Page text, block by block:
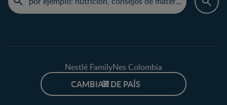
Nestlé FamilyNes Colombia
CAMBIAR DE PAÍS